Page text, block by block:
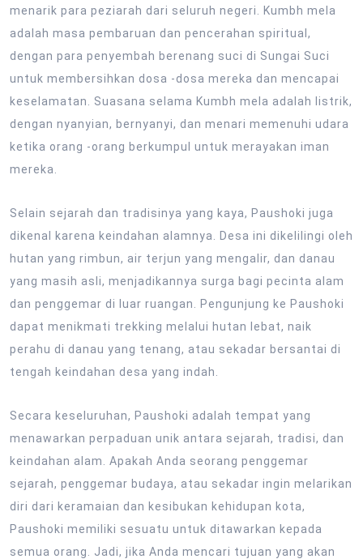
menarik para peziarah dari seluruh negeri. Kumbh mela
adalah masa pembaruan dan pencerahan spiritual,
dengan para penyembah berenang suci di Sungai Suci
untuk membersihkan dosa -dosa mereka dan mencapai
keselamatan. Suasana selama Kumbh mela adalah listrik,
dengan nyanyian, bernyanyi, dan menari memenuhi udara
ketika orang -orang berkumpul untuk merayakan iman
mereka.
Selain sejarah dan tradisinya yang kaya, Paushoki juga
dikenal karena keindahan alamnya. Desa ini dikelilingi oleh
hutan yang rimbun, air terjun yang mengalir, dan danau
yang masih asli, menjadikannya surga bagi pecinta alam
dan penggemar di luar ruangan. Pengunjung ke Paushoki
dapat menikmati trekking melalui hutan lebat, naik
perahu di danau yang tenang, atau sekadar bersantai di
tengah keindahan desa yang indah.
Secara keseluruhan, Paushoki adalah tempat yang
menawarkan perpaduan unik antara sejarah, tradisi, dan
keindahan alam. Apakah Anda seorang penggemar
sejarah, penggemar budaya, atau sekadar ingin melarikan
diri dari keramaian dan kesibukan kehidupan kota,
Paushoki memiliki sesuatu untuk ditawarkan kepada
semua orang. Jadi, jika Anda mencari tujuan yang akan